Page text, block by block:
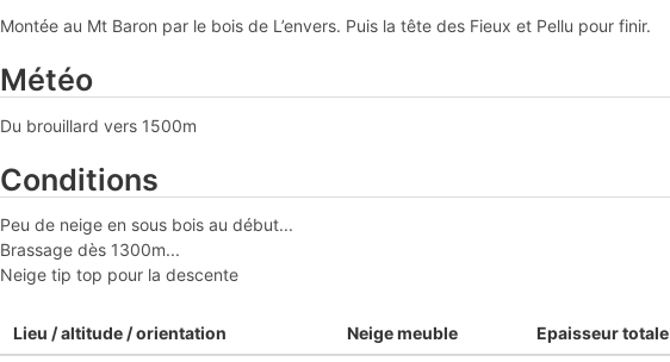
Montée au Mt Baron par le bois de L’envers. Puis la tête des Fieux et Pellu pour finir.
Météo
Du brouillard vers 1500m
Conditions
Peu de neige en sous bois au début...
Brassage dès 1300m...
Neige tip top pour la descente
Lieu / altitude / orientation Neige meuble Epaisseur totale